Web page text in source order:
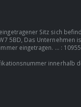
Sitz sich
5BD, Das Unternehmen
eingetragen. ... :
innerhalb